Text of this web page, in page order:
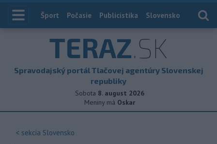
Index
Šport Počasie Publicistika Slovensko
TERAZ.SK
Spravodajský portál Tlačovej agentúry Slovenskej
republiky
Sobota 8. august 2026
Meniny má Oskar
< sekcia Slovensko